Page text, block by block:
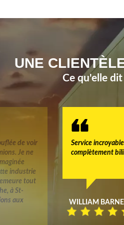
UNE
Ce qu'elle
de voir
Je ne
industrie
tout
à St-
aux
Service
complètement
WILLIAM